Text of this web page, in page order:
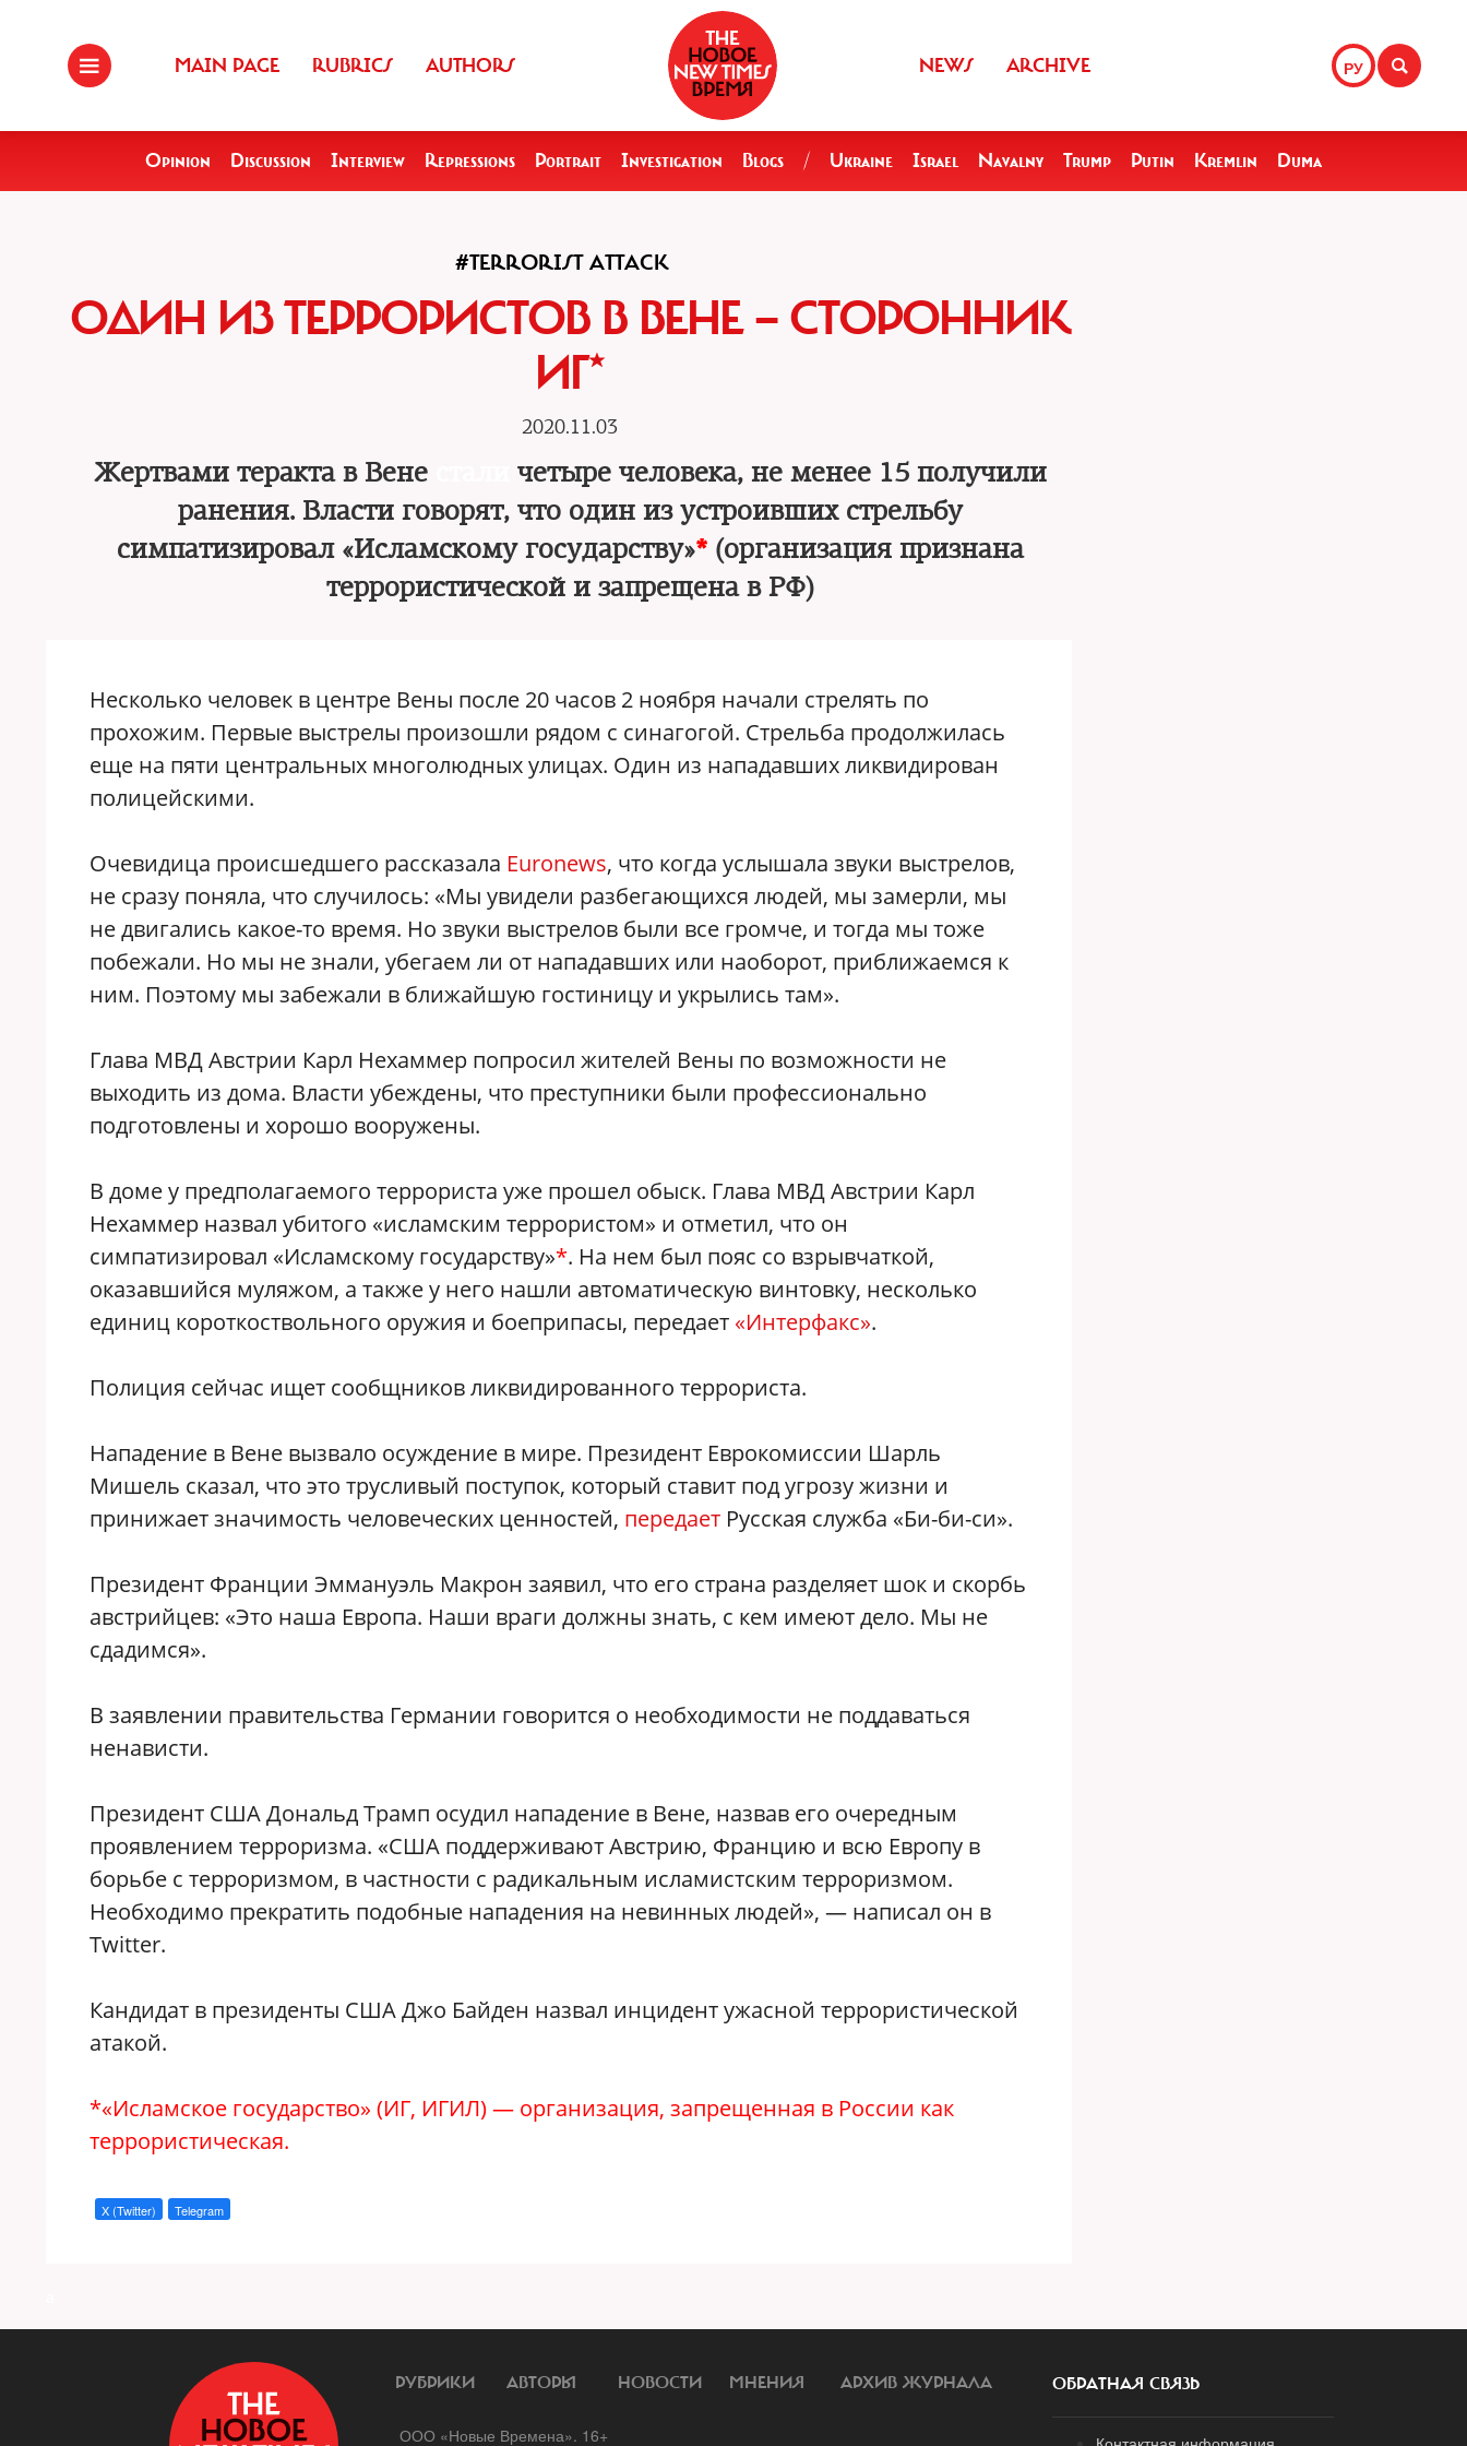
MAIN PAGE RUBRICS AUTHORS РУ
NEWS ARCHIVE
Opinion Discussion Interview Repressions Portrait Investigation Blogs / Ukraine Israel Navalny Trump Putin Kremlin Duma
#TERRORIST ATTACK
ОДИН ИЗ ТЕРРОРИСТОВ В ВЕНЕ — СТОРОННИК
ИГ*
2020.11.03
Жертвами теракта в Вене
четыре человека, не менее 15 получили
ранения. Власти говорят, что один из устроивших стрельбу
симпатизировал «Исламскому государству»*(организация признана
террористической и запрещена в РФ)
Несколько человек в центре Вены после 20 часов 2 ноября начали стрелять по
прохожим. Первые выстрелы произошли рядом с синагогой. Стрельба продолжилась
еще на пяти центральных многолюдных улицах. Один из нападавших ликвидирован
полицейскими.
Очевидица происшедшего рассказала Euronews, что когда услышала звуки выстрелов,
не сразу поняла, что случилось: «Мы увидели разбегающихся людей, мы замерли, мы
не двигались какое-то время. Но звуки выстрелов были все громче, и тогда мы тоже
побежали. Но мы не знали, убегаем ли от нападавших или наоборот, приближаемся к
ним. Поэтому мы забежали в ближайшую гостиницу и укрылись там».
Глава МВД Австрии Карл Нехаммер попросил жителей Вены по возможности не
выходить из дома. Власти убеждены, что преступники были профессионально
подготовлены и хорошо вооружены.
В доме у предполагаемого террориста уже прошел обыск. Глава МВД Австрии Карл
Нехаммер назвал убитого «исламским террористом» и отметил, что он
симпатизировал «Исламскому государству»*. На нем был пояс со взрывчаткой,
оказавшийся муляжом, а также у него нашли автоматическую винтовку, несколько
единиц короткоствольного оружия и боеприпасы, передает «Интерфакс».
Полиция сейчас ищет сообщников ликвидированного террориста.
Нападение в Вене вызвало осуждение в мире. Президент Еврокомиссии Шарль
Мишель сказал, что это трусливый поступок, который ставит под угрозу жизни и
принижает значимость человеческих ценностей, передает Русская служба «Би-би-си».
Президент Франции Эммануэль Макрон заявил, что его страна разделяет шок и скорбь
австрийцев: «Это наша Европа. Наши враги должны знать, с кем имеют дело. Мы не
сдадимся».
В заявлении правительства Германии говорится о необходимости не поддаваться
ненависти.
Президент США Дональд Трамп осудил нападение в Вене, назвав его очередным
проявлением терроризма. «США поддерживают Австрию, Францию и всю Европу в
борьбе с терроризмом, в частности с радикальным исламистским терроризмом.
Необходимо прекратить подобные нападения на невинных людей», — написал он в
Twitter.
Кандидат в президенты США Джо Байден назвал инцидент ужасной террористической
атакой.
*«Исламское государство» (ИГ, ИГИЛ) — организация, запрещенная в России как
террористическая.
X (Twitter) Telegram
РУБРИКИ АВТОРЫ НОВОСТИ МНЕНИЯ АРХИВ ЖУРНАЛА
ООО «Новые Времена». 16+
ОБРАТНАЯ СВЯЗЬ